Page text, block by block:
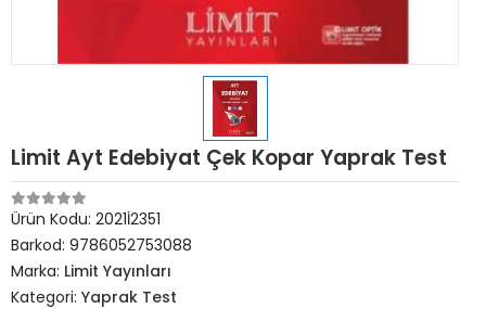
Limit Ayt Edebiyat Çek Kopar Yaprak Test
Ürün Kodu: 2021İ2351
Barkod: 9786052753088
Marka: Limit Yayınları
Kategori: Yaprak Test